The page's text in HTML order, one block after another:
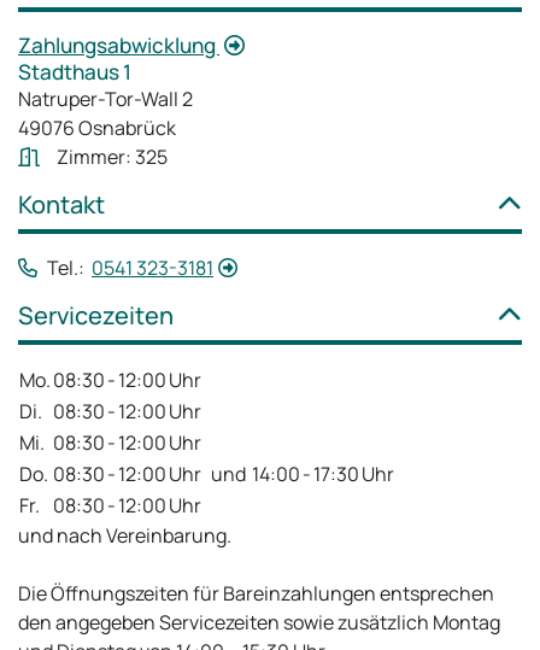
Zahlungsabwicklung
Stadthaus 1
Natruper-Tor-Wall 2
49076 Osnabrück
Zimmer: 325
Kontakt
Tel.: 0541 323-3181
Servicezeiten
Mo.08:30-12:00Uhr
Di. 08:30-12:00Uhr
Mi. 08:30-12:00Uhr
Do. 08:30-12:00Uhr und 14:00-17:30Uhr
Fr. 08:30-12:00Uhr
und nach Vereinbarung.
Die Öffnungszeiten für Bareinzahlungen entsprechen
den angegeben Servicezeiten sowie zusätzlich Montag